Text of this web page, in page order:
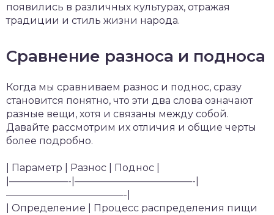
появились в различных культурах, отражая
традиции и стиль жизни народа.
Сравнение разноса и подноса
Когда мы сравниваем разнос и поднос, сразу
становится понятно, что эти два слова означают
разные вещи, хотя и связаны между собой.
Давайте рассмотрим их отличия и общие черты
более подробно.
| Параметр | Разнос | Поднос |
|——————-|————————————-|
————————————-|
| Определение | Процесс распределения пищи